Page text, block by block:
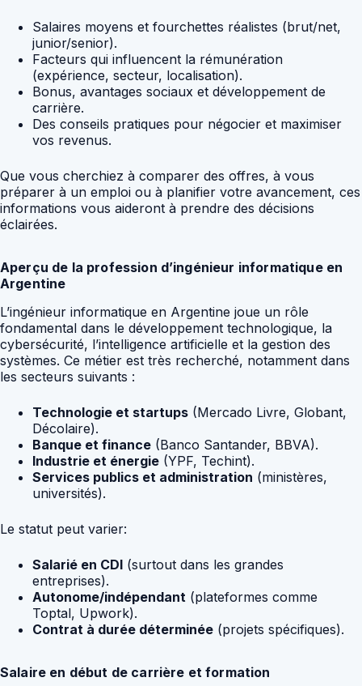
Salaires moyens et fourchettes réalistes (brut/net,
junior/senior).
Facteurs qui influencent la rémunération
(expérience, secteur, localisation).
Bonus, avantages sociaux et développement de
carrière.
Des conseils pratiques pour négocier et maximiser
vos revenus.
Que vous cherchiez à comparer des offres, à vous
préparer à un emploi ou à planifier votre avancement, ces
informations vous aideront à prendre des décisions
éclairées.
Aperçu de la profession d’ingénieur informatique en
Argentine
L’ingénieur informatique en Argentine joue un rôle
fondamental dans le développement technologique, la
cybersécurité, l’intelligence artificielle et la gestion des
systèmes. Ce métier est très recherché, notamment dans
les secteurs suivants :
Technologie et startups (Mercado Livre, Globant,
Décolaire).
Banque et finance (Banco Santander, BBVA).
Industrie et énergie (YPF, Techint).
Services publics et administration (ministères,
universités).
Le statut peut varier:
Salarié en CDI (surtout dans les grandes
entreprises).
Autonome/indépendant (plateformes comme
Toptal, Upwork).
Contrat à durée déterminée (projets spécifiques).
Salaire en début de carrière et formation